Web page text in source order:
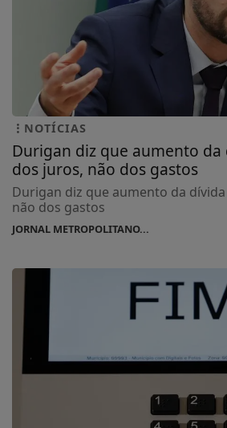
NOTÍCIAS
Durigan diz que aumento
dos juros, não dos gastos
Durigan diz que aumento da
não dos gastos
JORNAL METROPOLITANO...